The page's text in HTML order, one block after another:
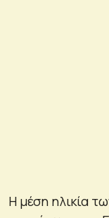
Η μέση ηλικία